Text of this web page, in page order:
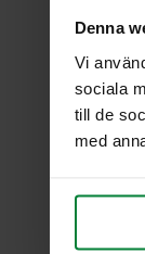
Denna
Vi
sociala
till de
med